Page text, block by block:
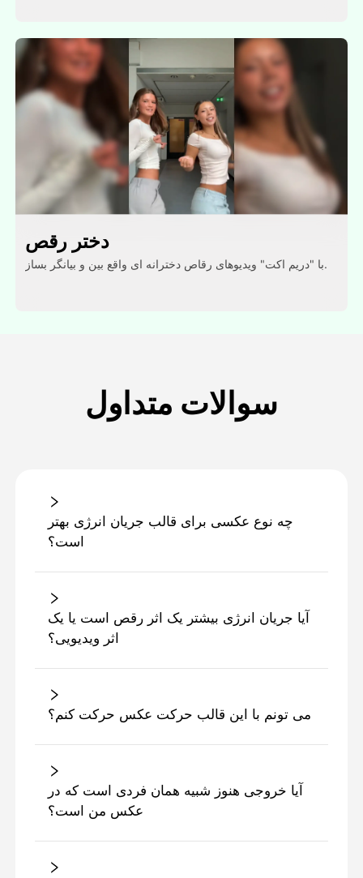
دختر رقص
با "دریم اکت" ویدیوهای رقاص دخترانه ای واقع بین و بیانگر بساز.
سوالات متداول
چه نوع عکسی برای قالب جریان انرژی بهتر
است؟
آیا جریان انرژی بیشتر یک اثر رقص است یا یک
اثر ویدیویی؟
می تونم با این قالب حرکت عکس حرکت کنم؟
آیا خروجی هنوز شبیه همان فردی است که در
عکس من است؟